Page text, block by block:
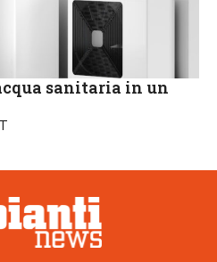
sanitaria in un